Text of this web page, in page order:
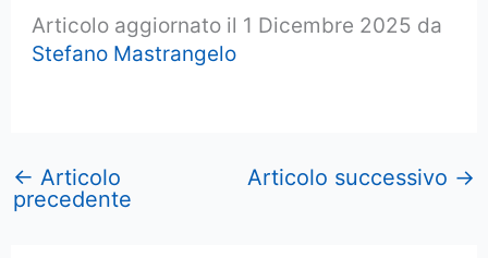
Articolo aggiornato il 1 Dicembre 2025 da
Stefano Mastrangelo
← Articolo
precedente
Articolo successivo →